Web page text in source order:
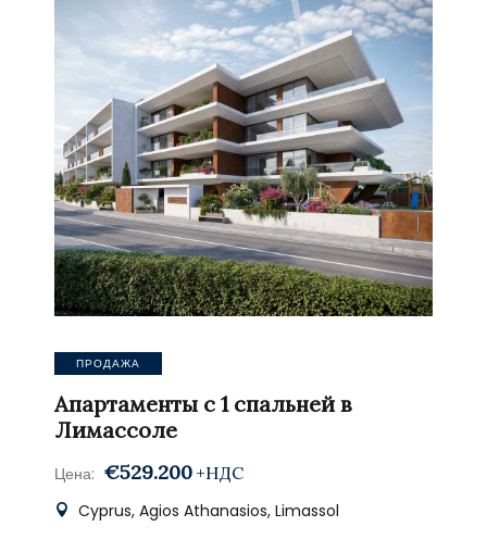
ПРОДАЖА
Апартаменты с 1 спальней в
Лимассоле
Цена: €529.200 +НДС
Cyprus, Agios Athanasios, Limassol